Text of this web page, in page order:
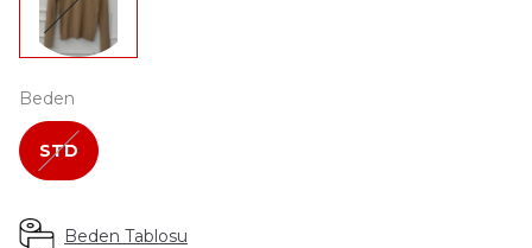
Beden
STD
Beden Tablosu